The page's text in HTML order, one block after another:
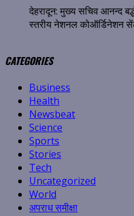
देहरादून: मुख्य सचिव आनन्द
स्तरीय नेशनल कोऑर्डिनेशन
CATEGORIES
Business
Health
Newsbeat
Science
Sports
Stories
Tech
Uncategorized
World
अपराध समीक्षा